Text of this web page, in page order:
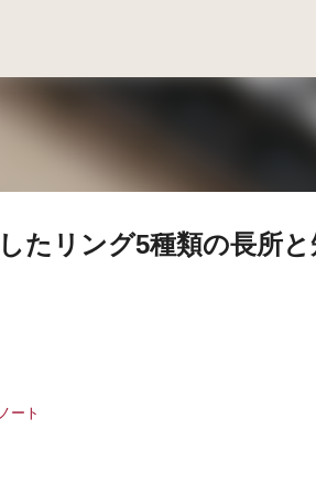
たリング5種類の長所と